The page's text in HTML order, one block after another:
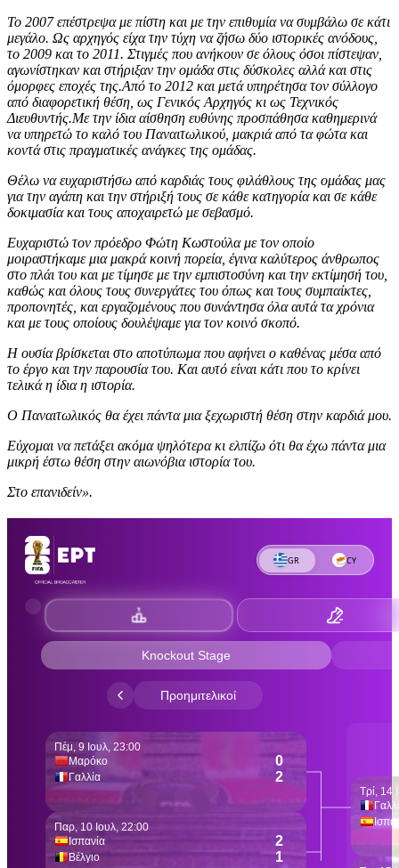
Το 2007 επέστρεψα με πίστη και με την επιθυμία να συμβάλω σε κάτι
μεγάλο. Ως αρχηγός είχα την τύχη να ζήσω δύο ιστορικές ανόδους,
το 2009 και το 2011. Στιγμές που ανήκουν σε όλους όσοι πίστεψαν,
αγωνίστηκαν και στήριξαν την ομάδα στις δύσκολες αλλά και στις
όμορφες εποχές της.Από το 2012 και μετά υπηρέτησα τον σύλλογο
από διαφορετική θέση, ως Γενικός Αρχηγός κι ως Τεχνικός
Διευθυντής.Με την ίδια αίσθηση ευθύνης προσπάθησα καθημερινά
να υπηρετώ το καλό του Παναιτωλικού, μακριά από τα φώτα και
κοντά στις πραγματικές ανάγκες της ομάδας.
Θέλω να ευχαριστήσω από καρδιάς τους φιλάθλους της ομάδας μας
για την αγάπη και την στήριξή τους σε κάθε κατηγορία και σε κάθε
δοκιμασία και τους αποχαιρετώ με σεβασμό.
Ευχαριστώ τον πρόεδρο Φώτη Κωστούλα με τον οποίο
μοιραστήκαμε μια μακρά κοινή πορεία, έγινα καλύτερος άνθρωπος
στο πλάι του και με τίμησε με την εμπιστοσύνη και την εκτίμησή του,
καθώς και όλους τους συνεργάτες του όπως και τους συμπαίκτες,
προπονητές, και εργαζομένους που συνάντησα όλα αυτά τα χρόνια
και με τους οποίους δουλέψαμε για τον κοινό σκοπό.
Η ουσία βρίσκεται στο αποτύπωμα που αφήνει ο καθένας μέσα από
το έργο και την παρουσία του. Και αυτό είναι κάτι που το κρίνει
τελικά η ίδια η ιστορία.
Ο Παναιτωλικός θα έχει πάντα μια ξεχωριστή θέση στην καρδιά μου.
Εύχομαι να πετάξει ακόμα ψηλότερα κι ελπίζω ότι θα έχω πάντα μια
μικρή έστω θέση στην αιωνόβια ιστορία του.
Στο επανιδείν».